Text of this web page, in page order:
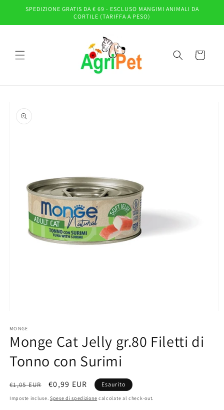
direttamente
SPEDIZIONE GRATIS DA € 69 - ESCLUSO MANGIMI ANIMALI DA
CORTILE (TARIFFA A PESO)
Carrello
informazioni
sul prodotto
multimediali
1
in
modale
MONGE
Monge Cat Jelly gr.80 Filetti di
Tonno con Surimi
Prezzo
di
€1,05 EUR
Prezzo
scontato
€0,99 EUR Esaurito
Imposte incluse. Spese di spedizione calcolate al check-out.